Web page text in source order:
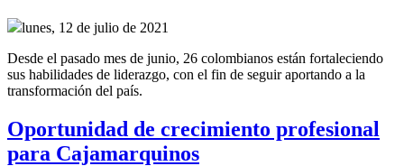
lunes, 12 de julio de 2021
Desde el pasado mes de junio, 26 colombianos están fortaleciendo
sus habilidades de liderazgo, con el fin de seguir aportando a la
transformación del país.
Oportunidad de crecimiento profesional
para Cajamarquinos